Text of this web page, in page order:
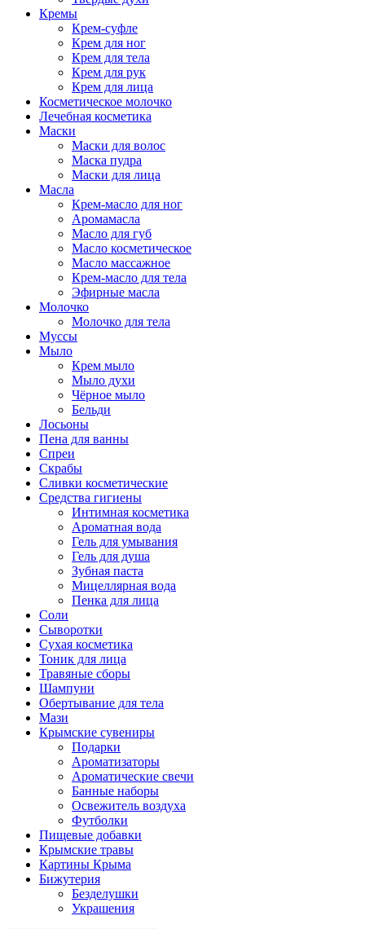
Кремы
Крем-суфле
Крем для ног
Крем для тела
Крем для рук
Крем для лица
Косметическое молочко
Лечебная косметика
Маски
Маски для волос
Маска пудра
Маски для лица
Масла
Крем-масло для ног
Аромамасла
Масло для губ
Масло косметическое
Масло массажное
Крем-масло для тела
Эфирные масла
Молочко
Молочко для тела
Муссы
Мыло
Крем мыло
Мыло духи
Чёрное мыло
Бельди
Лосьоны
Пена для ванны
Спреи
Скрабы
Сливки косметические
Средства гигиены
Интимная косметика
Ароматная вода
Гель для умывания
Гель для душа
Зубная паста
Мицеллярная вода
Пенка для лица
Соли
Сыворотки
Сухая косметика
Тоник для лица
Травяные сборы
Шампуни
Обертывание для тела
Мази
Крымские сувениры
Подарки
Ароматизаторы
Ароматические свечи
Банные наборы
Освежитель воздуха
Футболки
Пищевые добавки
Крымские травы
Картины Крыма
Бижутерия
Безделушки
Украшения